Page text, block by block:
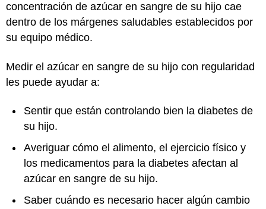
concentración de azúcar en sangre de su hijo cae
dentro de los márgenes saludables establecidos por
su equipo médico.
Medir el azúcar en sangre de su hijo con regularidad
les puede ayudar a:
Sentir que están controlando bien la diabetes de
su hijo.
Averiguar cómo el alimento, el ejercicio físico y
los medicamentos para la diabetes afectan al
azúcar en sangre de su hijo.
Saber cuándo es necesario hacer algún cambio